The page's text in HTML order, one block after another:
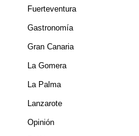
Fuerteventura
Gastronomía
Gran Canaria
La Gomera
La Palma
Lanzarote
Opinión